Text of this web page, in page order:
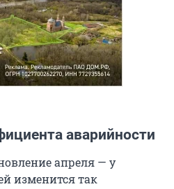
аварийности
апреля — у
изменится так